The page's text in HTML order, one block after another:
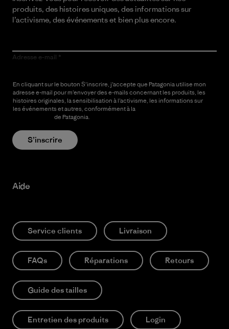
produits, des histoires uniques, des informations sur
l’activisme, des événements et bien plus encore.
Adresse e-mail
En cliquant sur le bouton S’inscrire, j’accepte que Patagonia utilise mon
adresse e-mail pour m’envoyer des e-mails concernant les produits, les
histoires originales, la sensibilisation à l’activisme, les informations sur
les événements et autres, conformément à la
de Patagonia.
S’inscrire
Aide
Service clients Livraison
FAQs Réparations Retours
Guide des tailles
Entretien des produits Login